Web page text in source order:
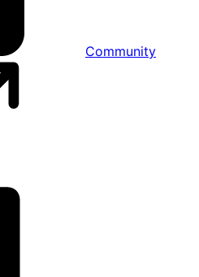
Community